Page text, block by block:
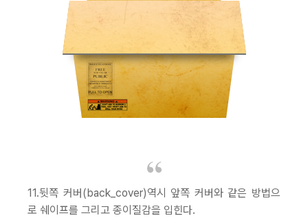
11.뒷쪽 커버(back_cover)역시 앞쪽 커버와 같은 방법으
로 쉐이프를 그리고 종이질감을 입힌다.